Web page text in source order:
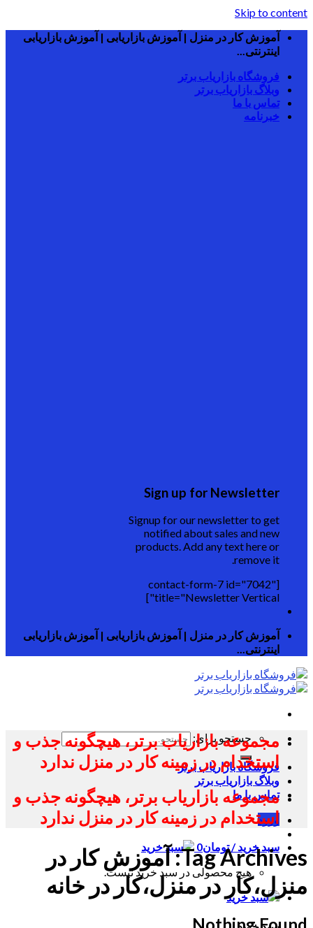
Skip to content
آموزش کار در منزل | آموزش بازاریابی | آموزش بازاریابی
اینترنتی...
فروشگاه بازاریاب برتر
وبلاگ بازاریاب برتر
تماس با ما
خبرنامه
Sign up for Newsletter
Signup for our newsletter to get
notified about sales and new
products. Add any text here or
remove it.
[contact-form-7 id="7042"
title="Newsletter Vertical"]
آموزش کار در منزل | آموزش بازاریابی | آموزش بازاریابی
اینترنتی...
جستجو برای:
فروشگاه بازاریاب برتر
وبلاگ بازاریاب برتر
تماس با ما
ورود
سبد خرید /تومان0
هیچ محصولی در سبد خرید نیست.
مجموعه بازاریاب برتر، هیچگونه جذب و
استخدام در زمینه کار در منزل ندارد
مجموعه بازاریاب برتر، هیچگونه جذب و
استخدام در زمینه کار در منزل ندارد
Tag Archives: آموزش کار در
منزل،کار در منزل،کار در خانه